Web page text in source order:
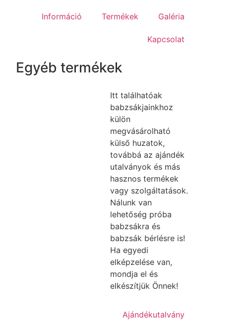
Információ Termékek Galéria
Kapcsolat
Egyéb termékek
Itt találhatóak
babzsákjainkhoz
külön
megvásárolható
külső huzatok,
továbbá az ajándék
utalványok és más
hasznos termékek
vagy szolgáltatások.
Nálunk van
lehetőség próba
babzsákra és
babzsák bérlésre is!
Ha egyedi
elképzelése van,
mondja el és
elkészítjük Önnek!
Ajándékutalvány